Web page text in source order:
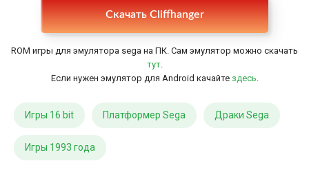
Скачать Cliffhanger
ROM игры для эмулятора sega на ПК. Сам эмулятор можно скачать
тут.
Если нужен эмулятор для Android качайте здесь.
Игры 16 bit Платформер Sega Драки Sega
Игры 1993 года